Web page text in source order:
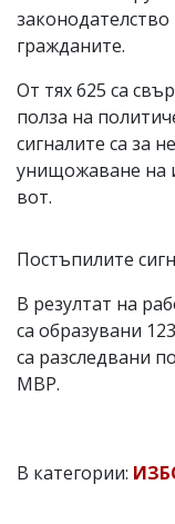
гражданите.
От тях 625 са
полза на
сигналите са за
унищожаване на
вот.
Постъпилите
В резултат на
са образувани
са разследвани
МВР.
В категории: